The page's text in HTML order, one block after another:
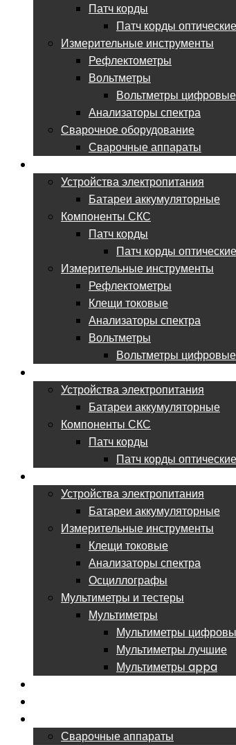
Патч корды
Патч корды оптические
Измерительные инструменты
Рефлектометры
Вольтметры
Вольтметры цифровые
Анализаторы спектра
Сварочное оборудование
Сварочные аппараты
Устройства электропитания
Батареи аккумуляторные
Компоненты СКС
Патч корды
Патч корды оптические
Измерительные инструменты
Рефлектометры
Клещи токовые
Анализаторы спектра
Вольтметры
Вольтметры цифровые
Устройства электропитания
Батареи аккумуляторные
Компоненты СКС
Патч корды
Патч корды оптические
Устройства электропитания
Батареи аккумуляторные
Измерительные инструменты
Клещи токовые
Анализаторы спектра
Осциллографы
Мультиметры и тестеры
Мультиметры
Мультиметры
Мультиметры лучшие
Мультиметры appa
Сварочные аппараты